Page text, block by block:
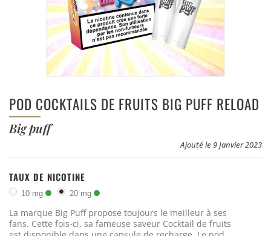
POD COCKTAILS DE FRUITS BIG PUFF RELOAD
Big puff
Ajouté le 9 Janvier 2023
TAUX DE NICOTINE
10 mg 20 mg
La marque Big Puff propose toujours le meilleur à ses
fans. Cette fois-ci, sa fameuse saveur Cocktail de fruits